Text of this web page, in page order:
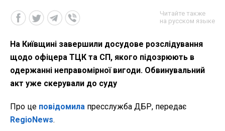
Читайте также
на русском языке
На Київщині завершили досудове розслідування
щодо офіцера ТЦК та СП, якого підозрюють в
одержанні неправомірної вигоди. Обвинувальний
акт уже скерували до суду
Про це повідомила пресслужба ДБР, передає
RegioNews.